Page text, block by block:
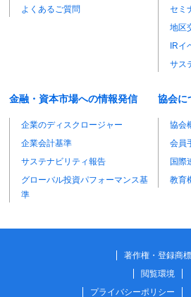
よくあるご質問
セミ
地区
IRイ
サス
金融・資本市場への情報発信
企業のディスクロージャー
企業会計基準
サステナビリティ報告
グローバル投資パフォーマンス基
準
協会に
協会
会員
国際
教育
著作権・登録商標
閲覧環境
プライバシーポリシー